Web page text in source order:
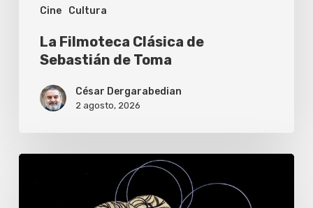
Cine Cultura
La Filmoteca Clásica de
Sebastián de Toma
César Dergarabedian
2 agosto, 2026